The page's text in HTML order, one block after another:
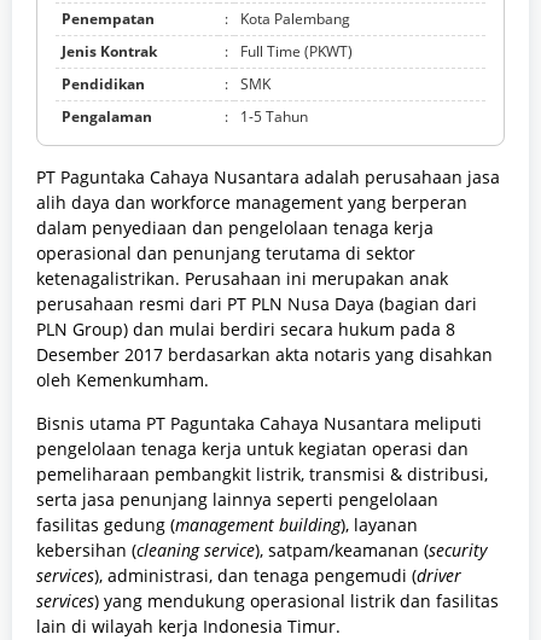
Penempatan
:
Kota Palembang
Jenis Kontrak
:
Full Time (PKWT)
Pendidikan
: SMK
Pengalaman
: 1-5 Tahun
PT Paguntaka Cahaya Nusantara adalah perusahaan jasa
alih daya dan workforce management yang berperan
dalam penyediaan dan pengelolaan tenaga kerja
operasional dan penunjang terutama di sektor
ketenagalistrikan. Perusahaan ini merupakan anak
perusahaan resmi dari PT PLN Nusa Daya (bagian dari
PLN Group) dan mulai berdiri secara hukum pada 8
Desember 2017 berdasarkan akta notaris yang disahkan
oleh Kemenkumham.
Bisnis utama PT Paguntaka Cahaya Nusantara meliputi
pengelolaan tenaga kerja untuk kegiatan operasi dan
pemeliharaan pembangkit listrik, transmisi & distribusi,
serta jasa penunjang lainnya seperti pengelolaan
fasilitas gedung (management building), layanan
kebersihan (cleaning service), satpam/keamanan (security
services), administrasi, dan tenaga pengemudi (driver
services) yang mendukung operasional listrik dan fasilitas
lain di wilayah kerja Indonesia Timur.